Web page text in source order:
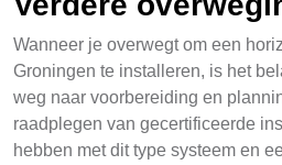
Wanneer je overwegt om een
Groningen te installeren, is het
weg naar voorbereiding en
raadplegen van gecertificeerde
hebben met dit type systeem en